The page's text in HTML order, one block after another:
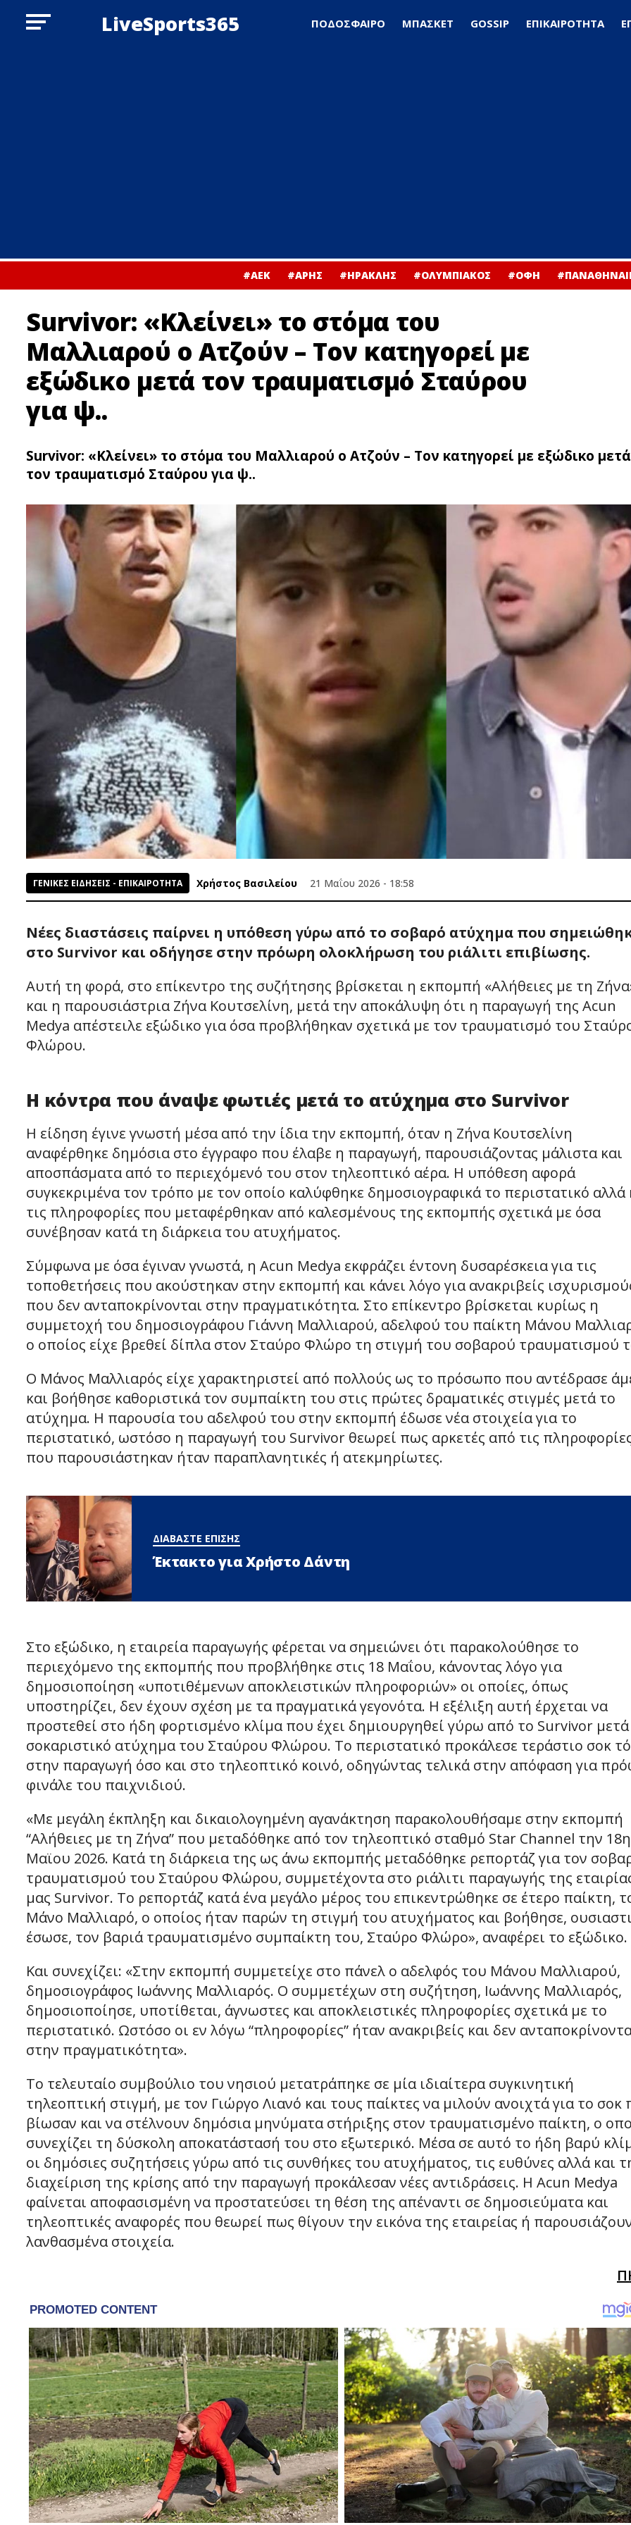
LiveSports365 ΠΟΔΟΣΦΑΙΡΟ ΜΠΑΣΚΕΤ GOSSIP ΕΠΙΚΑΙΡΟΤΗΤΑ
#ΑΕΚ #ΑΡΗΣ #ΗΡΑΚΛΗΣ #ΟΛΥΜΠΙΑΚΟΣ #ΟΦΗ
Survivor: «Κλείνει» το στόμα του
Μαλλιαρού ο Ατζούν – Τον κατηγορεί με
εξώδικο μετά τον τραuματισμό Σταύρου
για ψ..
Survivor: «Κλείνει» το στόμα του Μαλλιαρού ο Ατζούν – Τον κατηγορεί με εξώδικο μετά
τον τραuματισμό Σταύρου για ψ..
ΓΕΝΙΚΕΣ ΕΙΔΗΣΕΙΣ - ΕΠΙΚΑΙΡΟΤΗΤΑ Χρήστος Βασιλείου 21 Μαΐου 2026 - 18:58
Νέες διαστάσεις παίρνει η υπόθεση γύρω από το σοβαρό ατύχημα που
στο Survivor και οδήγησε στην πρόωρη ολοκλήρωση του ριάλιτι επιβίωσης.
Αυτή τη φορά, στο επίκεντρο της συζήτησης βρίσκεται η εκπομπή «Αλήθειες με τη
και η παρουσιάστρια Ζήνα Κουτσελίνη, μετά την αποκάλυψη ότι η παραγωγή της Acun
Medya απέστειλε εξώδικο για όσα προβλήθηκαν σχετικά με τον τραυματισμό του
Φλώρου.
Η κόντρα που άναψε φωτιές μετά το ατύχημα στο Survivor
Η είδηση έγινε γνωστή μέσα από την ίδια την εκπομπή, όταν η Ζήνα Κουτσελίνη
αναφέρθηκε δημόσια στο έγγραφο που έλαβε η παραγωγή, παρουσιάζοντας μάλιστα και
αποσπάσματα από το περιεχόμενό του στον τηλεοπτικό αέρα. Η υπόθεση αφορά
συγκεκριμένα τον τρόπο με τον οποίο καλύφθηκε δημοσιογραφικά το περιστατικό αλλά
τις πληροφορίες που μεταφέρθηκαν από καλεσμένους της εκπομπής σχετικά με όσα
συνέβησαν κατά τη διάρκεια του ατυχήματος.
Σύμφωνα με όσα έγιναν γνωστά, η Acun Medya εκφράζει έντονη δυσαρέσκεια για τις
τοποθετήσεις που ακούστηκαν στην εκπομπή και κάνει λόγο για ανακριβείς
που δεν ανταποκρίνονται στην πραγματικότητα. Στο επίκεντρο βρίσκεται κυρίως η
συμμετοχή του δημοσιογράφου Γιάννη Μαλλιαρού, αδελφού του παίκτη Μάνου
ο οποίος είχε βρεθεί δίπλα στον Σταύρο Φλώρο τη στιγμή του σοβαρού τραυματισμού
Ο Μάνος Μαλλιαρός είχε χαρακτηριστεί από πολλούς ως το πρόσωπο που αντέδρασε
και βοήθησε καθοριστικά τον συμπαίκτη του στις πρώτες δραματικές στιγμές μετά το
ατύχημα. Η παρουσία του αδελφού του στην εκπομπή έδωσε νέα στοιχεία για το
περιστατικό, ωστόσο η παραγωγή του Survivor θεωρεί πως αρκετές από τις
που παρουσιάστηκαν ήταν παραπλανητικές ή ατεκμηρίωτες.
ΔΙΑΒΑΣΤΕ ΕΠΙΣΗΣ
Έκτακτο για Χρήστο Δάντη
Στο εξώδικο, η εταιρεία παραγωγής φέρεται να σημειώνει ότι παρακολούθησε το
περιεχόμενο της εκπομπής που προβλήθηκε στις 18 Μαΐου, κάνοντας λόγο για
δημοσιοποίηση «υποτιθέμενων αποκλειστικών πληροφοριών» οι οποίες, όπως
υποστηρίζει, δεν έχουν σχέση με τα πραγματικά γεγονότα. Η εξέλιξη αυτή έρχεται να
προστεθεί στο ήδη φορτισμένο κλίμα που έχει δημιουργηθεί γύρω από το Survivor
σοκαριστικό ατύχημα του Σταύρου Φλώρου. Το περιστατικό προκάλεσε τεράστιο σοκ
στην παραγωγή όσο και στο τηλεοπτικό κοινό, οδηγώντας τελικά στην απόφαση για
φινάλε του παιχνιδιού.
«Με μεγάλη έκπληξη και δικαιολογημένη αγανάκτηση παρακολουθήσαμε στην εκπομπή
“Αλήθειες με τη Ζήνα” που μεταδόθηκε από τον τηλεοπτικό σταθμό Star Channel την 18η
Μαϊου 2026. Κατά τη διάρκεια της ως άνω εκπομπής μεταδόθηκε ρεπορτάζ για τον
τραυματισμού του Σταύρου Φλώρου, συμμετέχοντα στο ριάλιτι παραγωγής της
μας Survivor. Το ρεπορτάζ κατά ένα μεγάλο μέρος του επικεντρώθηκε σε έτερο παίκτη,
Μάνο Μαλλιαρό, ο οποίος ήταν παρών τη στιγμή του ατυχήματος και βοήθησε,
έσωσε, τον βαριά τραυματισμένο συμπαίκτη του, Σταύρο Φλώρο», αναφέρει το εξώδικο.
Και συνεχίζει: «Στην εκπομπή συμμετείχε στο πάνελ ο αδελφός του Μάνου Μαλλιαρού,
δημοσιογράφος Ιωάννης Μαλλιαρός. Ο συμμετέχων στη συζήτηση, Ιωάννης Μαλλιαρός,
δημοσιοποίησε, υποτίθεται, άγνωστες και αποκλειστικές πληροφορίες σχετικά με το
περιστατικό. Ωστόσο οι εν λόγω “πληροφορίες” ήταν ανακριβείς και δεν
στην πραγματικότητα».
Το τελευταίο συμβούλιο του νησιού μετατράπηκε σε μία ιδιαίτερα συγκινητική
τηλεοπτική στιγμή, με τον Γιώργο Λιανό και τους παίκτες να μιλούν ανοιχτά για το σοκ
βίωσαν και να στέλνουν δημόσια μηνύματα στήριξης στον τραυματισμένο παίκτη, ο
συνεχίζει τη δύσκολη αποκατάστασή του στο εξωτερικό. Μέσα σε αυτό το ήδη βαρύ
οι δημόσιες συζητήσεις γύρω από τις συνθήκες του ατυχήματος, τις ευθύνες αλλά και
διαχείριση της κρίσης από την παραγωγή προκάλεσαν νέες αντιδράσεις. Η Acun Medya
φαίνεται αποφασισμένη να προστατεύσει τη θέση της απέναντι σε δημοσιεύματα και
τηλεοπτικές αναφορές που θεωρεί πως θίγουν την εικόνα της εταιρείας ή
λανθασμένα στοιχεία.